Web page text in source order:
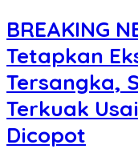
BREAKING
Tetapkan
Tersangka,
Terkuak
Dicopot